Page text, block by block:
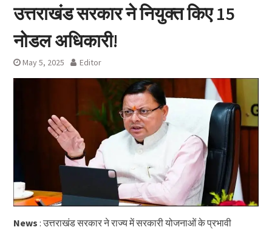
उत्तराखंड सरकार ने नियुक्त किए 15
नोडल अधिकारी!
May 5, 2025 Editor
News : उत्तराखंड सरकार ने राज्य में सरकारी योजनाओं के प्रभावी